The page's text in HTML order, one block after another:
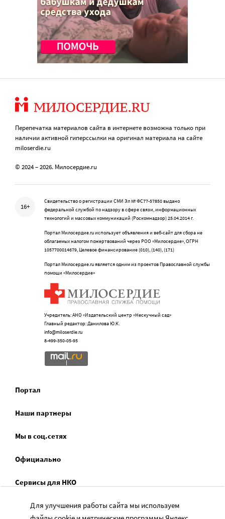
Перепечатка материалов сайта в интернете возможна только при
наличии активной гиперссылки на оригинал материала на сайте
miloserdie.ru
© 2024 – 2026. Милосердие.ru
16+
Свидетельство о регистрации СМИ Эл № ФС77-57850 выдано
федеральной службой по надзору в сфере связи, информационных
технологий и массовых коммуникаций (Роскомнадзор) 25.04.2014 г.
Портал Милосердие.ru использует объявления и веб-сайт для сбора не
облагаемых налогом пожертвований через РОО «Милосердие», ОГРН
1057700014679, Целевое финансирование (010), (140), (171)
Портал Милосердие.ru является одним из проектов Православной службы
помощи «Милосердие»
Учредитель: АНО «Издательский центр «Нескучный сад»
Главный редактор: Данилова Ю.К.
info@miloserdie.ru
8-499-350-05-95
Портал
Наши партнеры
Мы в соц.сетях
Официально
Сервисы для НКО
Спецпроекты
Для улучшения работы сайта мы используем